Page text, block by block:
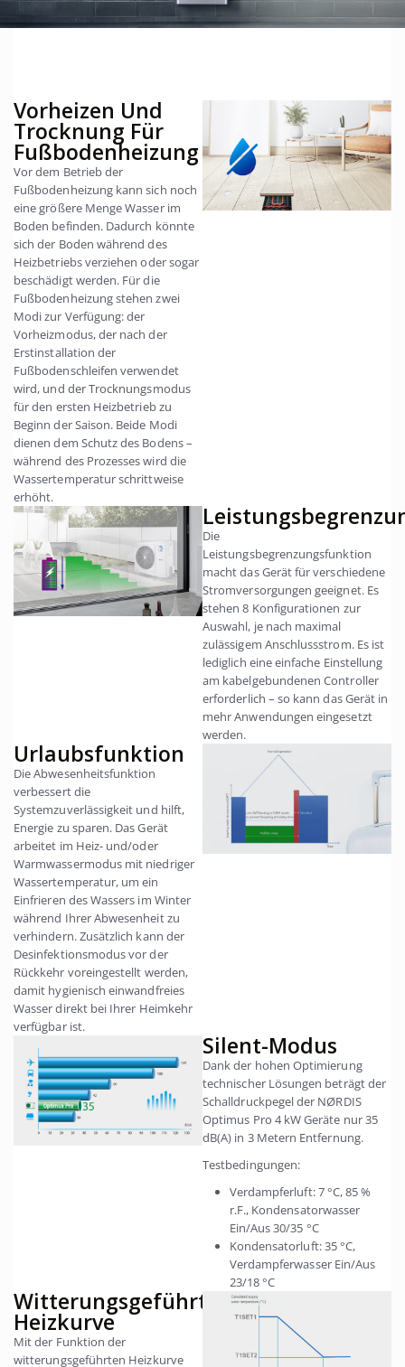
Vorheizen Und
Trocknung Für
Fußbodenheizung
Vor dem Betrieb der
Fußbodenheizung kann sich noch
eine größere Menge Wasser im
Boden befinden. Dadurch könnte
sich der Boden während des
Heizbetriebs verziehen oder sogar
beschädigt werden. Für die
Fußbodenheizung stehen zwei
Modi zur Verfügung: der
Vorheizmodus, der nach der
Erstinstallation der
Fußbodenschleifen verwendet
wird, und der Trocknungsmodus
für den ersten Heizbetrieb zu
Beginn der Saison. Beide Modi
dienen dem Schutz des Bodens –
während des Prozesses wird die
Wassertemperatur schrittweise
erhöht.
Die
Leistungsbegrenzungsfunktion
macht das Gerät für verschiedene
Stromversorgungen geeignet. Es
stehen 8 Konfigurationen zur
Auswahl, je nach maximal
zulässigem Anschlussstrom. Es ist
lediglich eine einfache Einstellung
am kabelgebundenen Controller
erforderlich – so kann das Gerät in
mehr Anwendungen eingesetzt
werden.
Urlaubsfunktion
Die Abwesenheitsfunktion
verbessert die
Systemzuverlässigkeit und hilft,
Energie zu sparen. Das Gerät
arbeitet im Heiz- und/oder
Warmwassermodus mit niedriger
Wassertemperatur, um ein
Einfrieren des Wassers im Winter
während Ihrer Abwesenheit zu
verhindern. Zusätzlich kann der
Desinfektionsmodus vor der
Rückkehr voreingestellt werden,
damit hygienisch einwandfreies
Wasser direkt bei Ihrer Heimkehr
verfügbar ist.
Silent-Modus
Dank der hohen Optimierung
technischer Lösungen beträgt der
Schalldruckpegel der NØRDIS
Optimus Pro 4 kW Geräte nur 35
dB(A) in 3 Metern Entfernung.
Testbedingungen:
Verdampferluft: 7 °C, 85 %
r.F., Kondensatorwasser
Ein/Aus 30/35 °C
Kondensatorluft: 35 °C,
Verdampferwasser Ein/Aus
23/18 °C
Witterungsgeführte
Heizkurve
Mit der Funktion der
witterungsgeführten Heizkurve